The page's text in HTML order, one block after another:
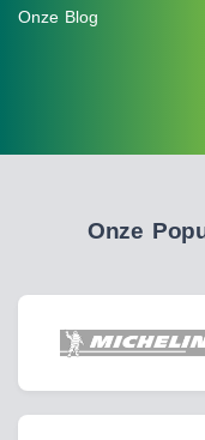
Onze Blog
Onze